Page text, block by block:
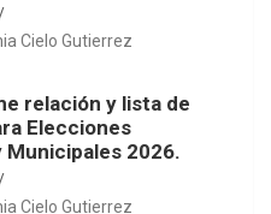
Cielo Gutierrez
relación y lista de
Elecciones
Municipales 2026.
Cielo Gutierrez